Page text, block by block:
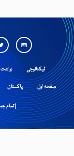
زراعت ٹیکنالوجی
پاکستان صفحہ اول
© 2024, Daily Qaum | تمام جملہ حقوق محفوظ ہیں |